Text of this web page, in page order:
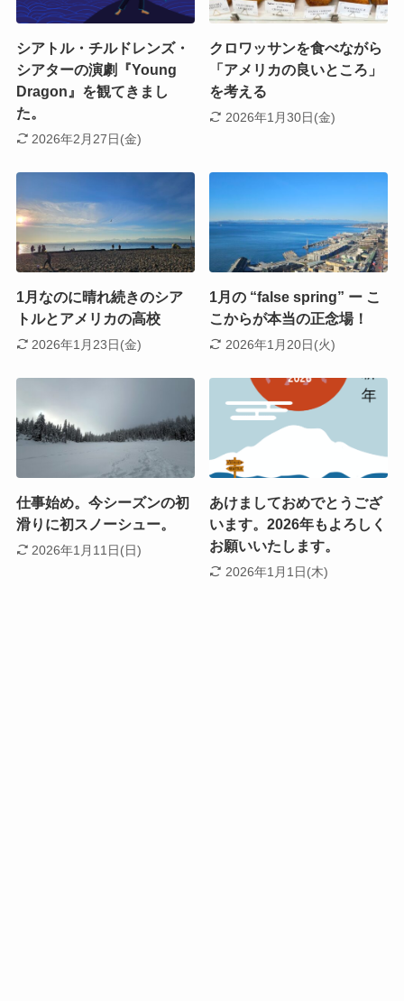
シアトル・チルドレンズ・
シアターの演劇『Young
Dragon』を観てきまし
た。
2026年2月27日(金)
クロワッサンを食べながら
「アメリカの良いところ」
を考える
2026年1月30日(金)
1月なのに晴れ続きのシア
トルとアメリカの高校
2026年1月23日(金)
1月の “false spring” ー こ
こからが本当の正念場！
2026年1月20日(火)
仕事始め。今シーズンの初
滑りに初スノーシュー。
2026年1月11日(日)
あけましておめでとうござ
います。2026年もよろしく
お願いいたします。
2026年1月1日(木)